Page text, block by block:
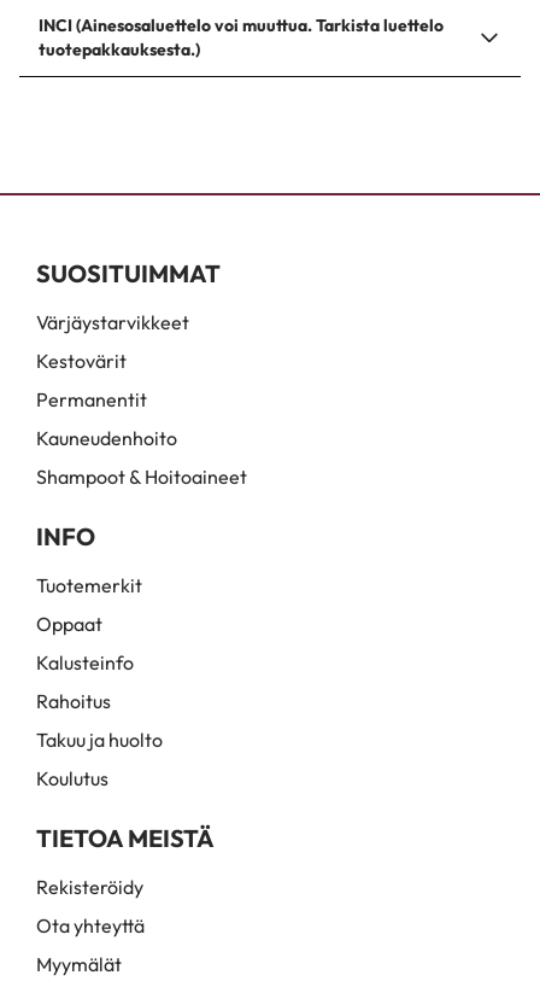
INCI (Ainesosaluettelo voi muuttua. Tarkista luettelo
tuotepakkauksesta.)
SUOSITUIMMAT
Värjäystarvikkeet
Kestovärit
Permanentit
Kauneudenhoito
Shampoot & Hoitoaineet
INFO
Tuotemerkit
Oppaat
Kalusteinfo
Rahoitus
Takuu ja huolto
Koulutus
TIETOA MEISTÄ
Rekisteröidy
Ota yhteyttä
Myymälät